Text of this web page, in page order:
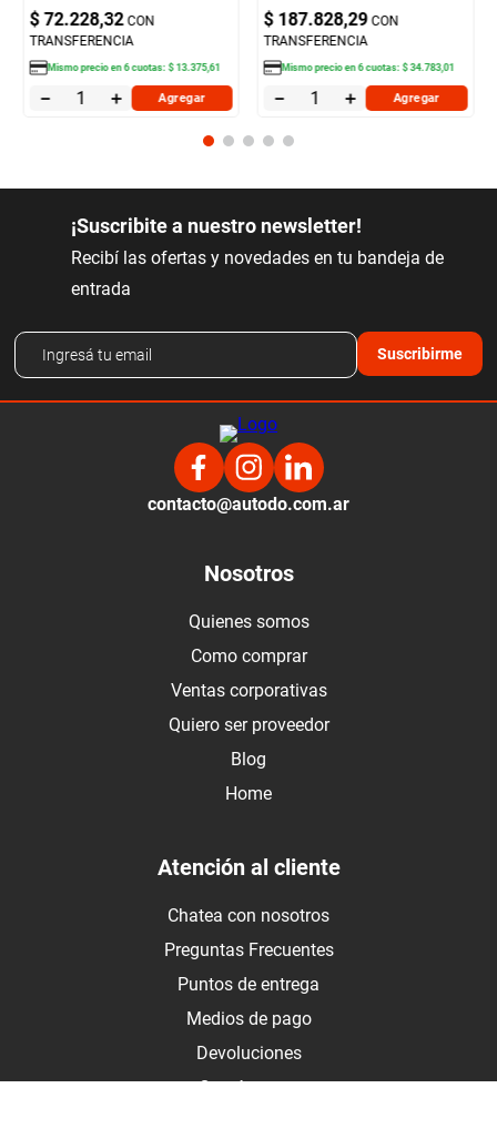
$ 72.228,32 CON
TRANSFERENCIA
Mismo precio en6cuotas:$ 13.375,61
＋
－ Agregar
$ 187.828,29 CON
TRANSFERENCIA
Mismo precio en6cuotas:$ 34.783,01
＋
－ Agregar
¡Suscribite a nuestro newsletter!
Recibí las ofertas y novedades en tu bandeja de
entrada
Suscribirme
contacto@autodo.com.ar
Nosotros
Quienes somos
Como comprar
Ventas corporativas
Quiero ser proveedor
Blog
Home
Atención al cliente
Chatea con nosotros
Preguntas Frecuentes
Puntos de entrega
Medios de pago
Devoluciones
Contáctanos